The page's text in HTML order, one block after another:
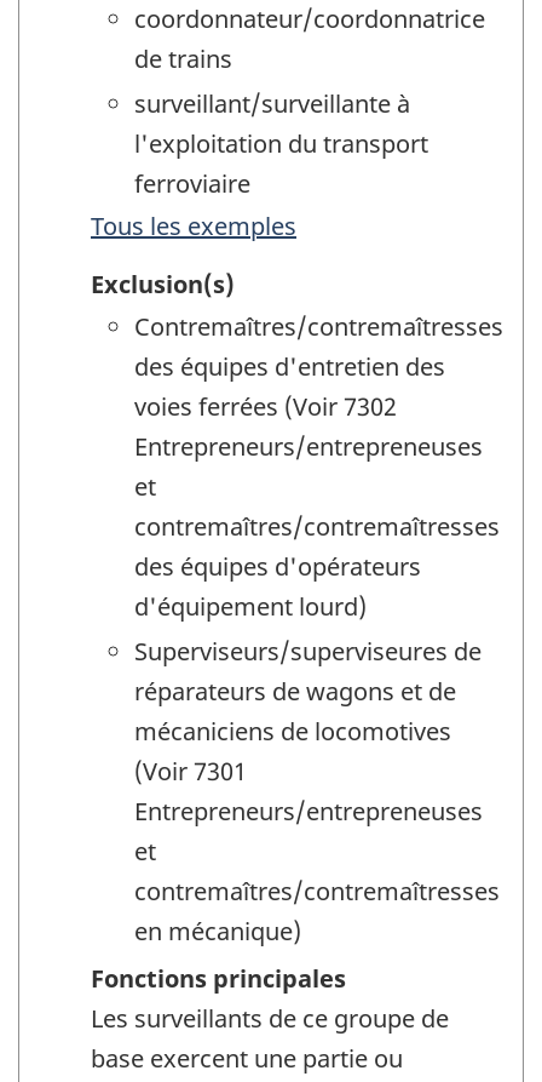
coordonnateur/coordonnatrice
de trains
surveillant/surveillante à
l'exploitation du transport
ferroviaire
Tous les exemples
Exclusion(s)
Contremaîtres/contremaîtresses
des équipes d'entretien des
voies ferrées (Voir 7302
Entrepreneurs/entrepreneuses
et
contremaîtres/contremaîtresses
des équipes d'opérateurs
d'équipement lourd)
Superviseurs/superviseures de
réparateurs de wagons et de
mécaniciens de locomotives
(Voir 7301
Entrepreneurs/entrepreneuses
et
contremaîtres/contremaîtresses
en mécanique)
Fonctions principales
Les surveillants de ce groupe de
base exercent une partie ou